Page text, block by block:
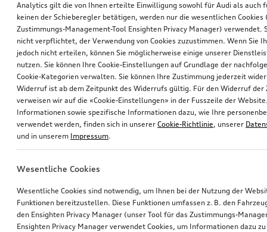
Analytics gilt die von Ihnen erteilte Einwilligung sowohl für Audi als auch
keinen der Schieberegler betätigen, werden nur die wesentlichen Cookies
Zustimmungs-Management-Tool Ensighten Privacy Manager) verwendet.
nicht verpflichtet, der Verwendung von Cookies zuzustimmen. Wenn Sie
jedoch nicht erteilen, können Sie möglicherweise einige unserer
nutzen. Sie können Ihre Cookie-Einstellungen auf Grundlage der
Cookie-Kategorien verwalten. Sie können Ihre Zustimmung jederzeit
Widerruf ist ab dem Zeitpunkt des Widerrufs gültig. Für den Widerruf der
verweisen wir auf die «Cookie-Einstellungen» in der Fusszeile der
Informationen sowie spezifische Informationen dazu, wie Ihre
verwendet werden, finden sich in unserer Cookie-Richtlinie, unserer
und in unserem Impressum.
Wesentliche Cookies
Wesentliche Cookies sind notwendig, um Ihnen bei der Nutzung der
Funktionen bereitzustellen. Diese Funktionen umfassen z. B. den
den Ensighten Privacy Manager (unser Tool für das Zustimmungs-
Ensighten Privacy Manager verwendet Cookies, um Informationen dazu